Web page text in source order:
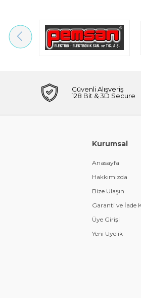
Güvenli Alışveriş
128 Bit & 3D Secure
Kurumsal
Anasayfa
Hakkımızda
Bize Ulaşın
Garanti ve İade
Üye Girişi
Yeni Üyelik